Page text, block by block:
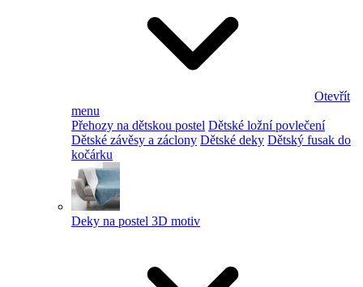
Otevřít
menu
Přehozy na dětskou postel Dětské ložní povlečení
Dětské závěsy a záclony Dětské deky Dětský fusak do
kočárku
Deky na postel 3D motiv